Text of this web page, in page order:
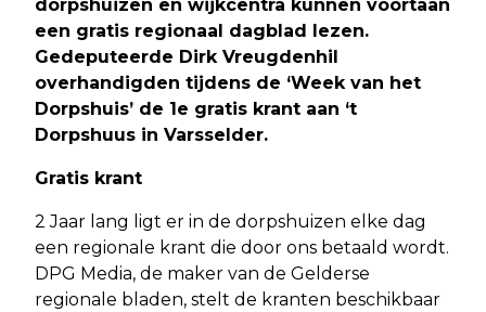
dorpshuizen en wijkcentra kunnen voortaan
een gratis regionaal dagblad lezen.
Gedeputeerde Dirk Vreugdenhil
overhandigden tijdens de ‘Week van het
Dorpshuis’ de 1e gratis krant aan ‘t
Dorpshuus in Varsselder.
Gratis krant
2 Jaar lang ligt er in de dorpshuizen elke dag
een regionale krant die door ons betaald wordt.
DPG Media, de maker van de Gelderse
regionale bladen, stelt de kranten beschikbaar